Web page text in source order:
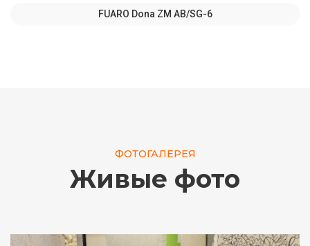
FUARO Dona ZM AB/SG-6
ФОТОГАЛЕРЕЯ
Живые фото